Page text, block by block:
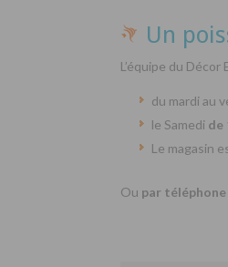
Un
L’équipe du
du mardi au
le Samedi de
Le magasin
Ou par téléphone